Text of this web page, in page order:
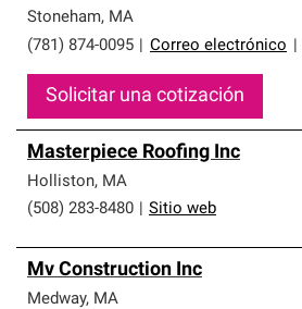
Stoneham, MA
(781) 874-0095
Correo electrónico
Solicitar una cotización
Masterpiece Roofing Inc
Holliston, MA
(508) 283-8480
Sitio web
Mv Construction Inc
Medway, MA